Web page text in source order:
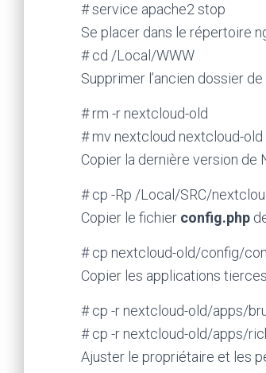
# service apache2 stop
Se placer dans le répertoire
# cd /Local/WWW
Supprimer l’ancien dossier
# rm -r nextcloud-old
# mv nextcloud nextcloud-old
Copier la dernière version de
# cp -Rp /Local/SRC/
Copier le fichier config.php
# cp nextcloud-old/config/
Copier les applications
# cp -r nextcloud-old/apps/
# cp -r nextcloud-old/apps/
Ajuster le propriétaire et les